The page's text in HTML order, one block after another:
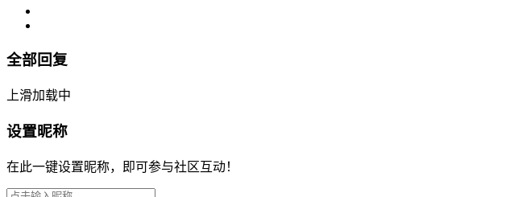
全部回复
上滑加载中
设置昵称
在此一键设置昵称，即可参与社区互动！